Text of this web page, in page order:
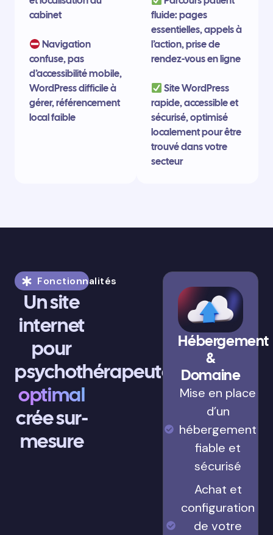
cabinet
Navigation
confuse, pas
d’accessibilité mobile,
WordPress difficile à
gérer, référencement
local faible
fluide: pages
essentielles, appels à
l’action, prise de
rendez-vous en ligne
Site WordPress
rapide, accessible et
sécurisé, optimisé
localement pour être
trouvé dans votre
secteur
Fonctionnalités
Un site
internet
pour
psychothérapeute
optimal
crée sur-
mesure
Hébergement
&
Domaine
Mise en place
d’un
hébergement
fiable et
sécurisé
Achat et
configuration
de votre